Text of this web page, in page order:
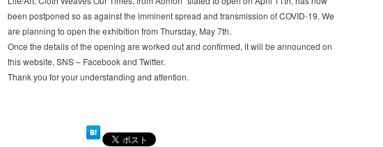
been postponed so as against the imminent spread and transmission of COVID-19. We
are planning to open the exhibition from Thursday, May 7th.
Once the details of the opening are worked out and confirmed, it will be announced on
this website, SNS – Facebook and Twitter.
Thank you for your understanding and attention.